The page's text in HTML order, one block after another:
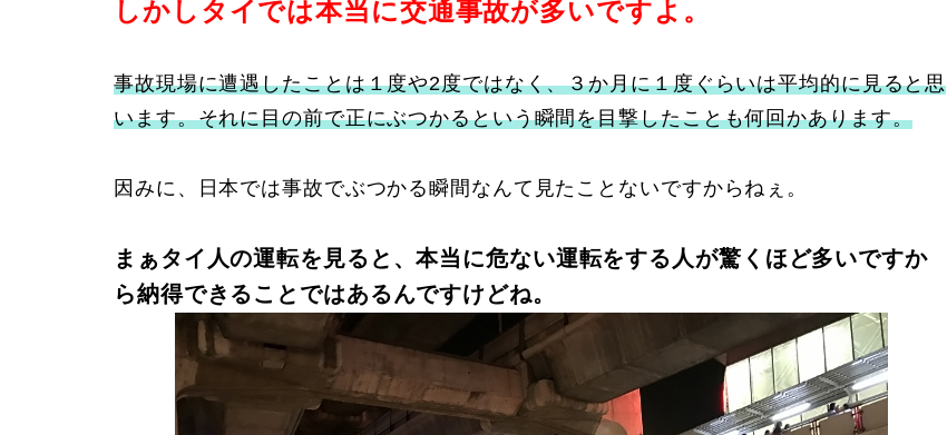
しかしタイでは本当に交通事故が多いですよ。
事故現場に遭遇したことは１度や2度ではなく、３か月に１度ぐらいは平均的に見ると思
います。それに目の前で正にぶつかるという瞬間を目撃したことも何回かあります。
因みに、日本では事故でぶつかる瞬間なんて見たことないですからねぇ。
まぁタイ人の運転を見ると、本当に危ない運転をする人が驚くほど多いですか
ら納得できることではあるんですけどね。